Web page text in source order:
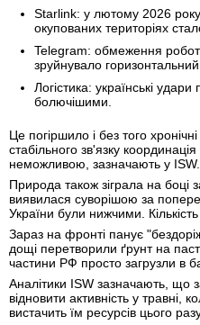
Starlink: у лютому 2026
окупованих територіях
Telegram: обмеження
зруйнувало горизонтальний
Логістика: українські
болючішими.
Це погіршило і без того
стабільного зв'язку
неможливою, зазначають у ISW.
Природа також зіграла на боці
виявилася суворішою за
України були нижчими.
Зараз на фронті панує
дощі перетворили ґрунт на
частини РФ просто загрузли в
Аналітики ISW зазначають, що
відновити активність у травні,
вистачить їм ресурсів цього